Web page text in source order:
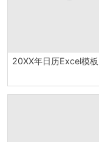
20XX年日历Excel模板